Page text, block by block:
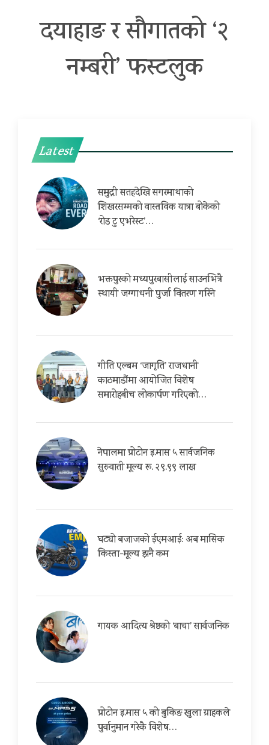
दयाहाङ र सौगातको ‘२
नम्बरी’ फस्टलुक
Latest
समुद्री सतहदेखि सगरमाथाको
शिखरसम्मको वास्तविक यात्रा बोकेको
‘रोड टु एभरेस्ट’…
भक्तपुरको मध्यपुरबासीलाई साउनभित्रै
स्थायी जग्गाधनी पुर्जा वितरण गरिने
गीति एल्बम ‘जागृति’ राजधानी
काठमाडौंमा आयोजित विशेष
समारोहबीच लोकार्पण गरिएको…
नेपालमा प्रोटोन इ.मास ५ सार्वजनिक
सुरुवाती मूल्य रू. २९.९९ लाख
घट्यो बजाजको ईएमआई: अब मासिक
किस्ता-मूल्य झनै कम
गायक आदित्य श्रेष्ठको ‘बाचा’ सार्वजनिक
प्रोटोन इ.मास ५ को बुकिङ खुला ग्राहकले
पुर्वानुमान गरेकै विशेष…